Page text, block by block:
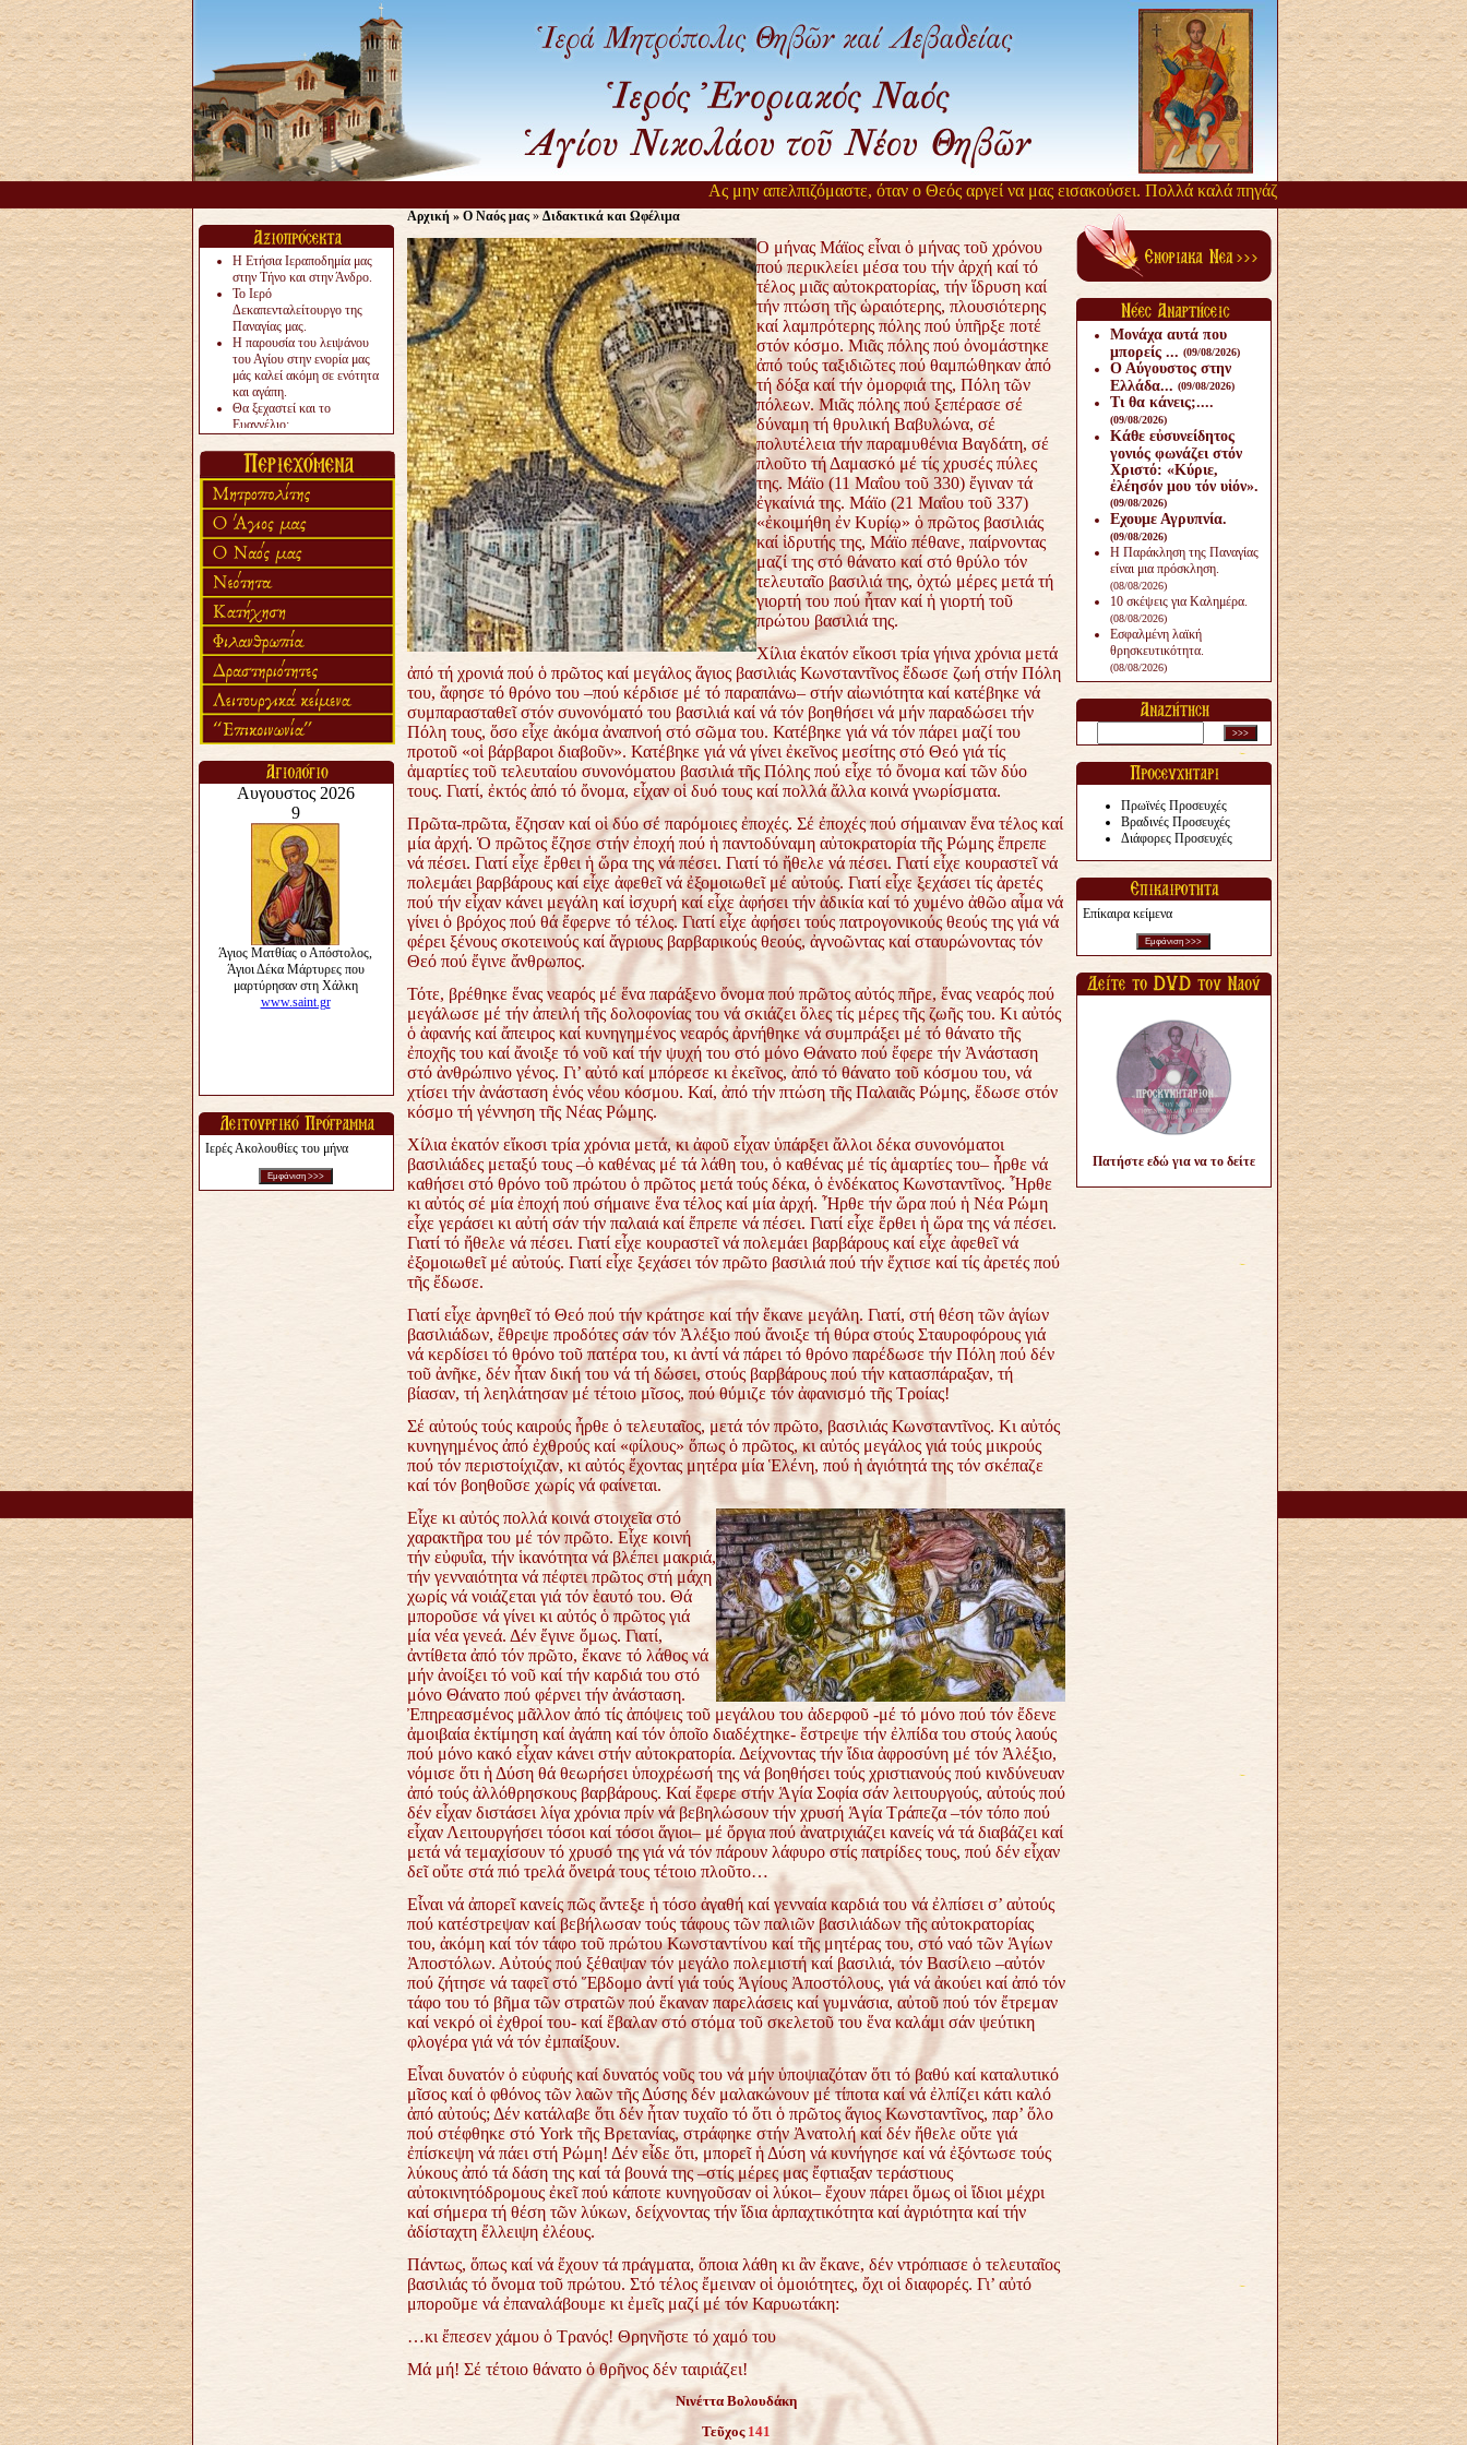
Ας μην απελπιζόμαστε, όταν ο Θεός αργεί να μας εισακούσει. Πολλά καλά πηγάζουν, από την αργοπορία αυτή.
Η Ετήσια Ιεραποδημία μας
στην Τήνο και στην Άνδρο.
Το Ιερό
Δεκαπενταλείτουργο της
Παναγίας μας.
Η παρουσία του λειψάνου
του Αγίου στην ενορία μας
μάς καλεί ακόμη σε ενότητα
και αγάπη.
Θα ξεχαστεί και το
Ευαγγέλιο;
«πολύ αργά».
Ζητείται....
Ιερές Ακολουθίες του μήνα
Αρχική» Ο Ναός μας» Διδακτικά και Ωφέλιμα
O μήνας Μάϊος εἶναι ὁ μήνας τοῦ χρόνου
πού περικλείει μέσα του τήν ἀρχή καί τό
τέλος μιᾶς αὐτοκρατορίας, τήν ἵδρυση καί
τήν πτώση τῆς ὡραιότερης, πλουσιότερης
καί λαμπρότερης πόλης πού ὑπῆρξε ποτέ
στόν κόσμο. Μιᾶς πόλης πού ὀνομάστηκε
ἀπό τούς ταξιδιῶτες πού θαμπώθηκαν ἀπό
τή δόξα καί τήν ὀμορφιά της, Πόλη τῶν
πόλεων. Μιᾶς πόλης πού ξεπέρασε σέ
δύναμη τή θρυλική Βαβυλώνα, σέ
πολυτέλεια τήνπαραμυθένια Βαγδάτη, σέ
πλοῦτο τή Δαμασκό μέ τίς χρυσές πύλες
της. Μάϊο (11 Μαΐου τοῦ 330) ἔγιναν τά
ἐγκαίνιά της. Μάϊο (21 Μαΐου τοῦ 337)
«ἐκοιμήθη ἐν Κυρίῳ» ὁ πρῶτος βασιλιάς
καί ἱδρυτής της, Μάϊο πέθανε, παίρνοντας
μαζί της στό θάνατο καί στό θρύλο τόν
τελευταῖο βασιλιά της, ὀχτώ μέρες μετά τή
γιορτή του πού ἦταν καί ἡ γιορτή τοῦ
πρώτου βασιλιά της.
Χίλια ἑκατόν εἴκοσι τρία γήινα χρόνια μετά
ἀπό τή χρονιά πού ὁ πρῶτος καί μεγάλος ἅγιος βασιλιάς Κωνσταντῖνος ἔδωσε ζωή στήν Πόλη
του, ἄφησε τό θρόνο του –πού κέρδισε μέ τό παραπάνω– στήν αἰωνιότητα καί κατέβηκε νά
συμπαρασταθεῖ στόν συνονόματό του βασιλιά καί νά τόν βοηθήσει νά μήν παραδώσει τήν
Πόλη τους, ὅσο εἶχε ἀκόμα ἀναπνοή στό σῶμα του. Κατέβηκε γιά νά τόν πάρει μαζί του
προτοῦ «οἱ βάρβαροι διαβοῦν». Κατέβηκε γιά νά γίνει ἐκεῖνος μεσίτης στό Θεό γιά τίς
ἁμαρτίες τοῦ τελευταίου συνονόματου βασιλιά τῆς Πόλης πού εἶχε τό ὄνομα καί τῶν δύο
τους. Γιατί, ἐκτός ἀπό τό ὄνομα, εἶχαν οἱ δυό τους καί πολλά ἄλλα κοινά γνωρίσματα.
Πρῶτα-πρῶτα, ἔζησαν καί οἱ δύο σέ παρόμοιες ἐποχές. Σέ ἐποχέςπού σήμαιναν ἕνα τέλος καί
μία ἀρχή. Ὁ πρῶτος ἔζησε στήν ἐποχή πού ἡ παντοδύναμη αὐτοκρατορία τῆς Ρώμης ἔπρεπε
νά πέσει. Γιατί εἶχε ἔρθει ἡ ὥρα της νά πέσει. Γιατί τό ἤθελε νά πέσει. Γιατί εἶχε κουραστεῖνά
πολεμάει βαρβάρους καί εἶχε ἀφεθεῖ νά ἐξομοιωθεῖ μέ αὐτούς. Γιατί εἶχε ξεχάσει τίς ἀρετές
πού τήν εἶχαν κάνει μεγάλη καί ἰσχυρή καί εἶχε ἀφήσει τήν ἀδικία καί τό χυμένο ἀθῶο αἷμα νά
γίνει ὁ βρόχος πού θά ἔφερνε τό τέλος. Γιατί εἶχε ἀφήσει τούς πατρογονικούς θεούς της γιά νά
φέρει ξένους σκοτεινούς καί ἄγριους βαρβαρικούς θεούς, ἀγνοῶντας καί σταυρώνοντας τόν
Θεό πού ἔγινε ἄνθρωπος.
Τότε, βρέθηκε ἕνας νεαρός μέ ἕνα παράξενο ὄνομα πού πρῶτοςαὐτός πῆρε, ἕνας νεαρός πού
μεγάλωσε μέ τήν ἀπειλή τῆς δολοφονίας του νά σκιάζει ὅλες τίς μέρες τῆς ζωῆς του. Κι αὐτός
ὁ ἀφανής καί ἄπειρος καί κυνηγημένος νεαρός ἀρνήθηκε νά συμπράξει μέ τό θάνατο τῆς
ἐποχῆς του καί ἄνοιξε τό νοῦ καί τήν ψυχή του στό μόνο Θάνατο πού ἔφερε τήν Ἀνάσταση
στό ἀνθρώπινο γένος. Γι’ αὐτό καί μπόρεσε κι ἐκεῖνος, ἀπό τόθάνατο τοῦ κόσμου του, νά
χτίσει τήν ἀνάσταση ἑνός νέου κόσμου. Καί, ἀπό τήν πτώση τῆς Παλαιᾶς Ρώμης, ἔδωσε στόν
κόσμο τή γέννηση τῆς Νέας Ρώμης.
Χίλια ἑκατόν εἴκοσι τρία χρόνια μετά, κι ἀφοῦ εἶχαν ὑπάρξει ἄλλοι δέκα συνονόματοι
βασιλιάδες μεταξύ τους –ὁ καθένας μέ τά λάθη του, ὁ καθένας μέ τίς ἁμαρτίες του– ἦρθε νά
καθήσει στό θρόνο τοῦ πρώτου ὁ πρῶτος μετά τούς δέκα, ὁ ἑνδέκατος Κωνσταντῖνος. Ἦρθε
κι αὐτός σέ μία ἐποχή πού σήμαινε ἕνα τέλος καί μία ἀρχή. Ἦρθε τήν ὥρα πού ἡ Νέα Ρώμη
εἶχε γεράσει κι αὐτή σάν τήν παλαιά καί ἔπρεπε νά πέσει. Γιατί εἶχε ἔρθει ἡ ὥρα της νά πέσει.
Γιατί τό ἤθελε νά πέσει. Γιατί εἶχε κουραστεῖ νά πολεμάει βαρβάρους καί εἶχε ἀφεθεῖ νά
ἐξομοιωθεῖ μέ αὐτούς. Γιατί εἶχε ξεχάσει τόν πρῶτο βασιλιά πού τήν ἔχτισε καί τίς ἀρετές πού
τῆς ἔδωσε.
Γιατί εἶχε ἀρνηθεῖ τό Θεό πού τήν κράτησε καί τήν ἔκανε μεγάλη. Γιατί, στή θέση τῶν ἁγίων
βασιλιάδων, ἔθρεψε προδότες σάν τόν Ἀλέξιο πού ἄνοιξε τή θύρα στούς Σταυροφόρους γιά
νά κερδίσει τό θρόνο τοῦ πατέρα του, κι ἀντί νά πάρει τό θρόνο παρέδωσε τήν Πόλη πού δέν
τοῦ ἀνῆκε, δέν ἦταν δική του νά τή δώσει, στούς βαρβάρους πού τήν κατασπάραξαν, τή
βίασαν, τή λεηλάτησαν μέ τέτοιο μῖσος, πού θύμιζε τόν ἀφανισμό τῆς Τροίας!
Σέ αὐτούς τούς καιρούς ἦρθε ὁ τελευταῖος, μετά τόν πρῶτο, βασιλιάς Κωνσταντῖνος. Κι αὐτός
κυνηγημένος ἀπό ἐχθρούς καί «φίλους» ὅπως ὁ πρῶτος, κι αὐτός μεγάλος γιά τούς μικρούς
πού τόν περιστοίχιζαν, κι αὐτός ἔχοντας μητέρα μία Ἑλένη, πού ἡ ἁγιότητά της τόν σκέπαζε
καί τόν βοηθοῦσε χωρίς νά φαίνεται.
Εἶχε κι αὐτός πολλά κοινά στοιχεῖα στό
χαρακτῆρα του μέ τόν πρῶτο. Εἶχε κοινή
τήν εὐφυΐα, τήν ἱκανότητα νά βλέπει μακριά,
τήν γενναιότητα νά πέφτει πρῶτος στή μάχη
χωρίς νά νοιάζεται γιά τόνἑαυτό του. Θά
μποροῦσε νά γίνει κι αὐτός ὁ πρῶτος γιά
μία νέα γενεά. Δέν ἔγινε ὅμως. Γιατί,
ἀντίθετα ἀπό τόν πρῶτο, ἔκανε τό λάθος νά
μήν ἀνοίξει τό νοῦ καί τήν καρδιά του στό
μόνο Θάνατο πού φέρνει τήν ἀνάσταση.
Ἐπηρεασμένος μᾶλλον ἀπό τίς ἀπόψεις τοῦ μεγάλου του ἀδερφοῦ -μέ τό μόνο πού τόν ἔδενε
ἀμοιβαία ἐκτίμηση καί ἀγάπη καί τόν ὁποῖο διαδέχτηκε- ἔστρεψε τήν ἐλπίδα του στούς λαούς
πού μόνο κακό εἶχαν κάνει στήν αὐτοκρατορία. Δείχνοντας τήν ἴδια ἀφροσύνη μέ τόν Ἀλέξιο,
νόμισε ὅτι ἡ Δύση θά θεωρήσει ὑποχρέωσή της νά βοηθήσει τούς χριστιανούς πού κινδύνευαν
ἀπό τούς ἀλλόθρησκους βαρβάρους. Καί ἔφερε στήν Ἁγία Σοφία σάν λειτουργούς, αὐτούς πού
δέν εἶχαν διστάσει λίγα χρόνια πρίν νά βεβηλώσουν τήν χρυσή Ἁγία Τράπεζα –τόν τόπο πού
εἶχαν Λειτουργήσει τόσοι καί τόσοι ἅγιοι– μέ ὄργια πού ἀνατριχιάζει κανείς νά τά διαβάζει καί
μετά νά τεμαχίσουν τό χρυσό της γιά νά τόν πάρουν λάφυρο στίς πατρίδες τους, πού δέν εἶχαν
δεῖ οὔτε στά πιό τρελά ὄνειρά τους τέτοιο πλοῦτο…
Εἶναι νά ἀπορεῖ κανείς πῶς ἄντεξε ἡ τόσο ἀγαθή καί γενναία καρδιά του νά ἐλπίσει σ’ αὐτούς
πού κατέστρεψαν καί βεβήλωσαν τούς τάφους τῶν παλιῶν βασιλιάδων τῆς αὐτοκρατορίας
του, ἀκόμη καί τόν τάφο τοῦ πρώτου Κωνσταντίνου καί τῆς μητέρας του, στό ναό τῶν Ἁγίων
Ἀποστόλων. Αὐτούς πού ξέθαψαν τόν μεγάλο πολεμιστή καί βασιλιά, τόν Βασίλειο –αὐτόν
πού ζήτησε νά ταφεῖ στό Ἕβδομο ἀντί γιά τούς Ἁγίους Ἀποστόλους, γιά νά ἀκούει καί ἀπό τόν
τάφο του τό βῆμα τῶν στρατῶν πού ἔκαναν παρελάσεις καί γυμνάσια, αὐτοῦ πού τόν ἔτρεμαν
καί νεκρό οἱ ἐχθροί του- καί ἔβαλαν στό στόμα τοῦ σκελετοῦ του ἕνα καλάμι σάν ψεύτικη
φλογέρα γιά νά τόν ἐμπαίξουν.
Εἶναι δυνατόν ὁ εὐφυής καί δυνατός νοῦς του νά μήν ὑποψιαζόταν ὅτι τό βαθύ καί καταλυτικό
μῖσος καί ὁ φθόνος τῶν λαῶν τῆς Δύσηςδέν μαλακώνουν μέ τίποτα καί νά ἐλπίζει κάτι καλό
ἀπό αὐτούς; Δέν κατάλαβε ὅτι δέν ἦταν τυχαῖο τό ὅτι ὁ πρῶτος ἅγιος Κωνσταντῖνος, παρ’ ὅλο
πού στέφθηκε στό York τῆς Βρετανίας, στράφηκε στήν Ἀνατολή καίδέν ἤθελε οὔτε γιά
ἐπίσκεψη νά πάει στή Ρώμη! Δέν εἶδε ὅτι, μπορεῖ ἡΔύση νά κυνήγησε καί νά ἐξόντωσε τούς
λύκους ἀπό τά δάση της καί τά βουνά της –στίς μέρες μας ἔφτιαξαν τεράστιους
αὐτοκινητόδρομους ἐκεῖ πού κάποτε κυνηγοῦσαν οἱ λύκοι– ἔχουν πάρει ὅμως οἱ ἴδιοι μέχρι
καί σήμερα τή θέση τῶν λύκων, δείχνοντας τήν ἴδια ἁρπαχτικότητα καί ἀγριότητα καί τήν
ἀδίσταχτη ἔλλειψη ἐλέους.
Πάντως, ὅπως καί νά ἔχουν τά πράγματα, ὅποια λάθη κι ἂν ἔκανε, δέν ντρόπιασε ὁ τελευταῖος
βασιλιάς τό ὄνομα τοῦ πρώτου. Στό τέλος ἔμειναν οἱ ὁμοιότητες, ὄχι οἱ διαφορές. Γι’ αὐτό
μποροῦμε νά ἐπαναλάβουμε κι ἐμεῖς μαζί μέ τόν Καρυωτάκη:
…κι ἔπεσεν χάμου ὁ Τρανός! Θρηνῆστε τό χαμό του
Μά μή! Σέ τέτοιο θάνατο ὁ θρῆνος δέν ταιριάζει!
Νινέττα Βολουδάκη
Τεῦχος 141
Μονάχα αυτά που
μπορείς ... (09/08/2026)
Ο Αύγουστος στην
Ελλάδα... (09/08/2026)
Τι θα κάνεις;....
(09/08/2026)
Κάθε εὐσυνείδητος
γονιός φωνάζει στόν
Χριστό: «Κύριε,
ἐλέησόν μου τόν υἱόν».
(09/08/2026)
Εχουμε Αγρυπνία.
(09/08/2026)
Η Παράκληση της Παναγίας
είναι μια πρόσκληση.
(08/08/2026)
10 σκέψεις για Καλημέρα.
(08/08/2026)
Εσφαλμένη λαϊκή
θρησκευτικότητα.
(08/08/2026)
Πρωϊνές Προσευχές
Βραδινές Προσευχές
Διάφορες Προσευχές
Επίκαιρα κείμενα
Πατήστε εδώ για να το δείτε